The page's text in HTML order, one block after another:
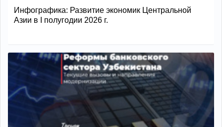
Инфографика: Развитие экономик Центральной
Азии в I полугодии 2026 г.